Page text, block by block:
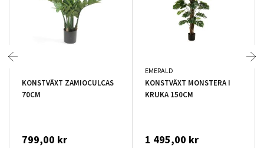
KONSTVÄXT ZAMIOCULCAS
70CM
799,00 kr
EMERALD
KONSTVÄXT MONSTERA I
KRUKA 150CM
1 495,00 kr